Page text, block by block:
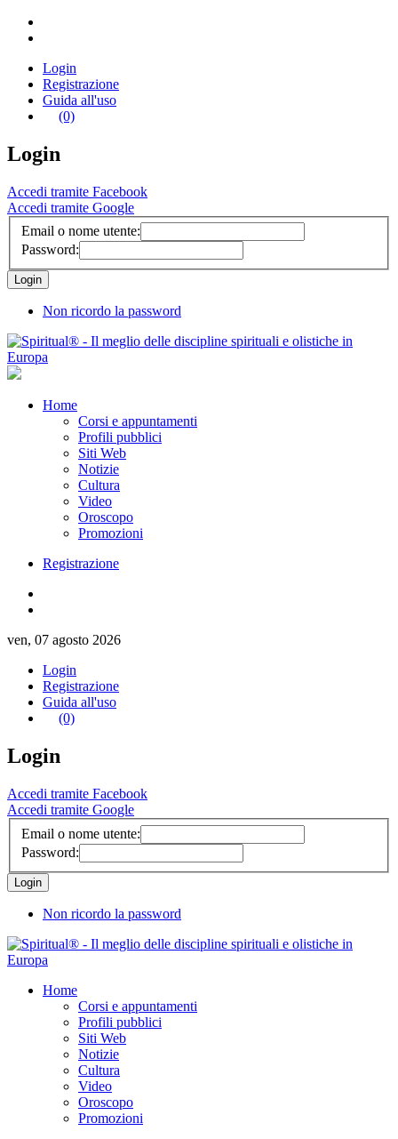
Login
Registrazione
Guida all'uso
(0)
Login
Accedi tramite Facebook
Accedi tramite Google
Email o nome utente:
Password:
Non ricordo la password
Home
Corsi e appuntamenti
Profili pubblici
Siti Web
Notizie
Cultura
Video
Oroscopo
Promozioni
Registrazione
ven, 07 agosto 2026
Login
Registrazione
Guida all'uso
(0)
Login
Accedi tramite Facebook
Accedi tramite Google
Email o nome utente:
Password:
Non ricordo la password
Home
Corsi e appuntamenti
Profili pubblici
Siti Web
Notizie
Cultura
Video
Oroscopo
Promozioni